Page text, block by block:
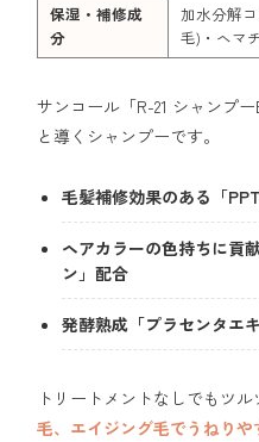
保湿・補修成
分
加水分解
毛)・ヘマ
サンコール「R-21 シャンプ
と導くシャンプーです。
毛髪補修効果のある「
ヘアカラーの色持ちに貢
ン」配合
発酵熟成「プラセンタエ
トリートメントなしでもツ
毛、エイジング毛でうねりや